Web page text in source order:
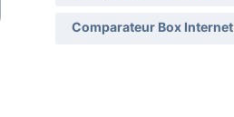
Comparateur Box Internet